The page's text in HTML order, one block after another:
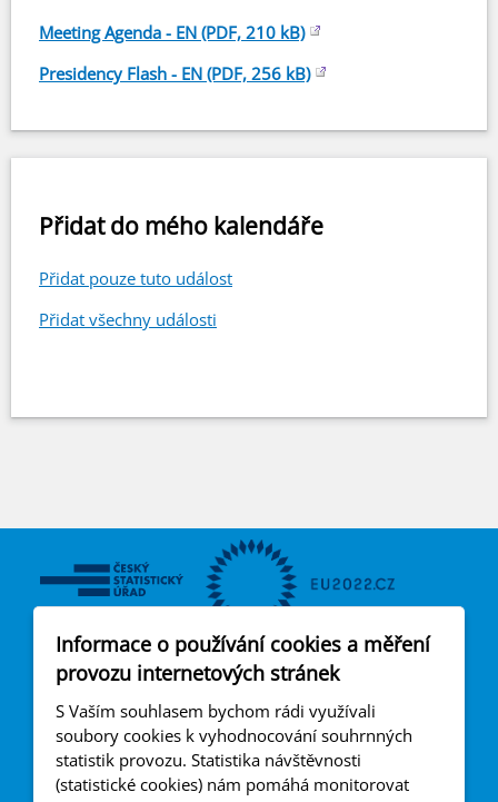
Meeting Agenda - EN (PDF, 210 kB)
Presidency Flash - EN (PDF, 256 kB)
Přidat do mého kalendáře
Přidat pouze tuto událost
Přidat všechny události
Český statistický úřad
Na padesátém 3268/81
100 82 Praha 10
EU2022@CSU.GOV.CZ
Informace o používání cookies a měření
provozu internetových stránek
S Vaším souhlasem bychom rádi využívali
soubory cookies k vyhodnocování souhrnných
statistik provozu. Statistika návštěvnosti
(statistické cookies) nám pomáhá monitorovat